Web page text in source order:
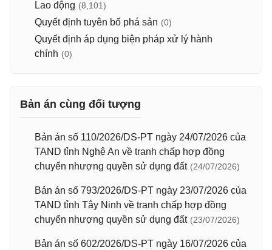
Lao động (8,101)
Quyết định tuyên bố phá sản (0)
Quyết định áp dụng biện pháp xử lý hành
chính (0)
Bản án cùng đối tượng
Bản án số 110/2026/DS-PT ngày 24/07/2026 của
TAND tỉnh Nghệ An về tranh chấp hợp đồng
chuyển nhượng quyền sử dụng đất (24/07/2026)
Bản án số 793/2026/DS-PT ngày 23/07/2026 của
TAND tỉnh Tây Ninh về tranh chấp hợp đồng
chuyển nhượng quyền sử dụng đất (23/07/2026)
Bản án số 602/2026/DS-PT ngày 16/07/2026 của